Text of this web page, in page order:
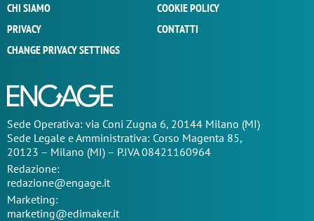
CHI SIAMO
COOKIE POLICY
PRIVACY
CONTATTI
CHANGE PRIVACY SETTINGS
Sede Operativa: via Coni Zugna 6, 20144 Milano (MI)
Sede Legale e Amministrativa: Corso Magenta 85,
20123 – Milano (MI) – P.IVA 08421160964
Redazione:
redazione@engage.it
Marketing:
marketing@edimaker.it